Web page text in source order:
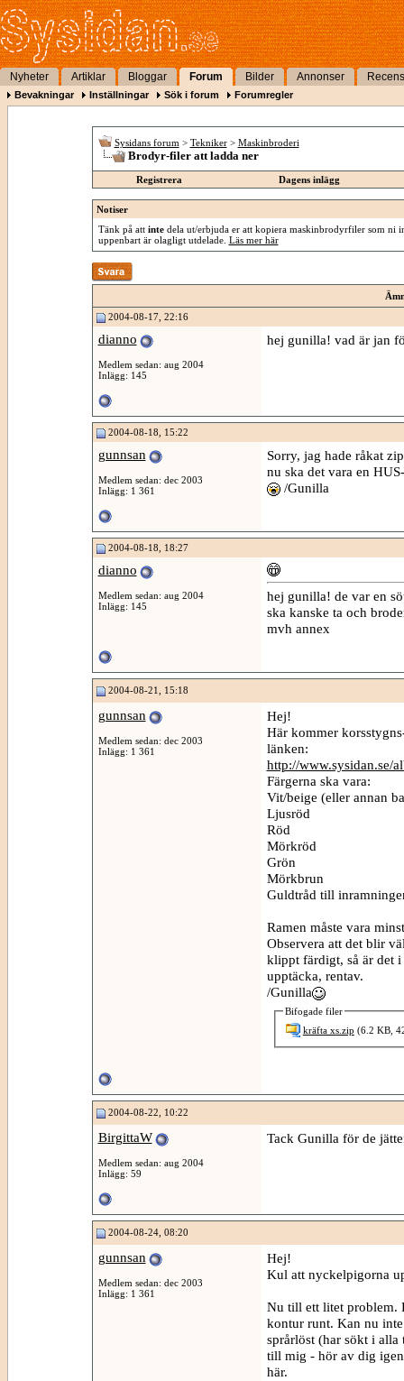
Nyheter Artiklar Bloggar Forum Bilder Annonser
Bevakningar Inställningar Sök i forum Forumregler
Sysidans forum > Tekniker > Maskinbroderi
Brodyr-filer att ladda ner
Registrera Dagens inlägg
Notiser
Tänk på att intedela ut/erbjuda er att kopiera maskinbrodyrfiler som ni
uppenbart är olagligt utdelade. Läs mer här
2004-08-17, 22:16
dianno
Medlem sedan: aug 2004
Inlägg: 145
hej gunilla! vad är jan
2004-08-18, 15:22
gunnsan
Medlem sedan: dec 2003
Inlägg: 1 361
Sorry, jag hade råkat
nu ska det vara en
/Gunilla
2004-08-18, 18:27
dianno
Medlem sedan: aug 2004
Inlägg: 145
hej gunilla! de var en
ska kanske ta och
mvh annex
2004-08-21, 15:18
gunnsan
Medlem sedan: dec 2003
Inlägg: 1 361
Hej!
Här kommer
länken:
http://www.sysidan.se/
Färgerna ska vara:
Vit/beige (eller annan
Ljusröd
Röd
Mörkröd
Grön
Mörkbrun
Guldtråd till
Ramen måste vara
Observera att det blir
klippt färdigt, så är det
upptäcka, rentav.
/Gunilla
Bifogade filer
kräfta xs.zip (6.2 KB,
2004-08-22, 10:22
BirgittaW
Medlem sedan: aug 2004
Inlägg: 59
Tack Gunilla för de
2004-08-24, 08:20
gunnsan
Medlem sedan: dec 2003
Inlägg: 1 361
Hej!
Kul att nyckelpigorna
Nu till ett litet problem.
kontur runt. Kan nu
språrlöst (har sökt i alla
till mig - hör av dig
här.